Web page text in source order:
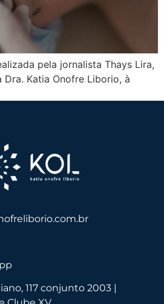
pela jornalista Thays Lira,
Dra. Katia Onofre Liborio, à
117 conjunto 2003 |